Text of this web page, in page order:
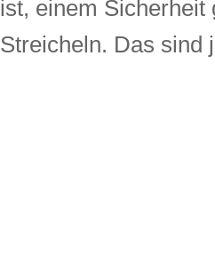
ist, einem Sicherheit
Streicheln. Das sind